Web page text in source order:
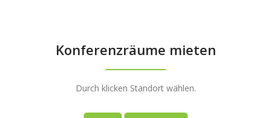
Konferenzräume mieten
Durch klicken Standort wählen.